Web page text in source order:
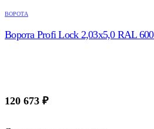
ВОРОТА
Ворота Profi Lock 2,03х5,0 RAL
120 673 ₽